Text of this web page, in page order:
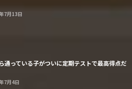
7月13日
通っている子がついに定期テストで最高得点だ
7月4日